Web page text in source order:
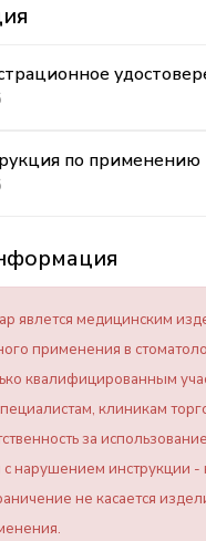
по применению
явлется медицинским
применения в
квалифицированным
клиникам
за
нарушением инструкции -
не касается